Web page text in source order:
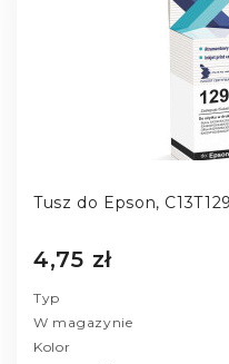
Tusz do Epson,
4,75 zł
Typ
W magazynie
Kolor